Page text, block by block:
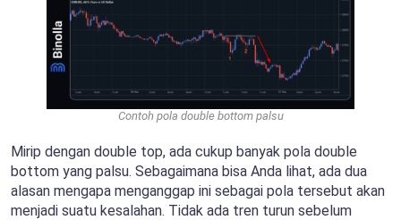
Contoh pola double bottom palsu
Mirip dengan double top, ada cukup banyak pola double
bottom yang palsu. Sebagaimana bisa Anda lihat, ada dua
alasan mengapa menganggap ini sebagai pola tersebut akan
menjadi suatu kesalahan. Tidak ada tren turun sebelum